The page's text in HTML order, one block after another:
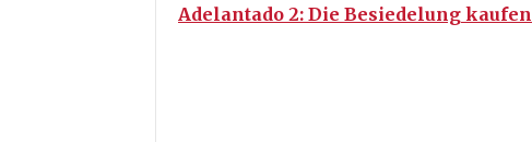
Adelantado 2: Die Besiedelung kaufen